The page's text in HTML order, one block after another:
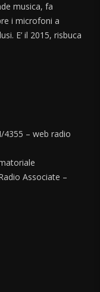
musica, fa
i microfoni a
E’ il 2015, risbuca
4355 – web radio
Associate –